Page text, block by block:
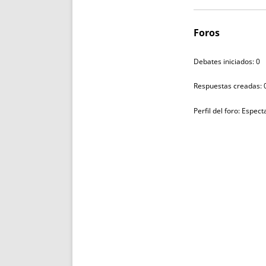
Foros
Debates iniciados: 0
Respuestas creadas:
Perfil del foro: